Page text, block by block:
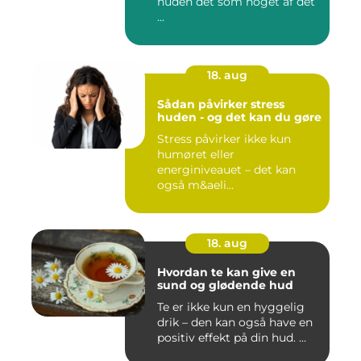
...
18. aug
Sådan påvirker stress
huden - og det kan du gøre
Stress påvirker ikke kun
humøret eller
energiniveauet – det kan
også m&aeli...
18. aug
Hvordan te kan give en
sund og glødende hud
Te er ikke kun en hyggelig
drik – den kan også have en
positiv effekt på din hud. ...